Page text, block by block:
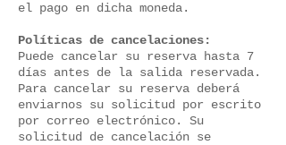
el pago en dicha moneda.
Políticas de cancelaciones:
Puede cancelar su reserva hasta 7
días antes de la salida reservada.
Para cancelar su reserva deberá
enviarnos su solicitud por escrito
por correo electrónico. Su
solicitud de cancelación se